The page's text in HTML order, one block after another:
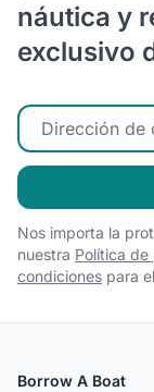
náutica y
exclusivo
Ingrese su
Nos importa la
nuestra Política
condiciones para
Borrow A Boat